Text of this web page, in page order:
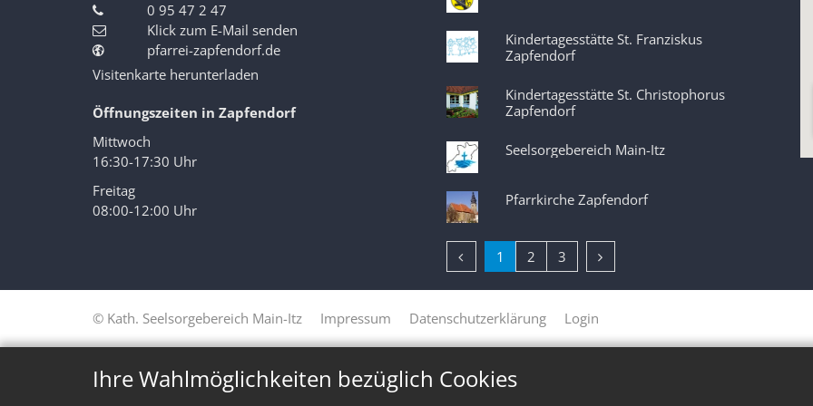
Ihre Wahlmöglichkeiten bezüglich Cookies
0 95 47 2 47
Klick zum E-Mail senden
pfarrei-zapfendorf.de
Visitenkarte herunterladen
Öffnungszeiten in Zapfendorf
Mittwoch
16:30-17:30 Uhr
Freitag
08:00-12:00 Uhr
Kindertagesstätte St. Franziskus
Zapfendorf
Kindertagesstätte St. Christophorus
Zapfendorf
Seelsorgebereich Main-Itz
Pfarrkirche Zapfendorf
Vorherige Seite
1 2 3 Nächste Seite
© Kath. Seelsorgebereich Main-Itz Impressum Datenschutzerklärung Login